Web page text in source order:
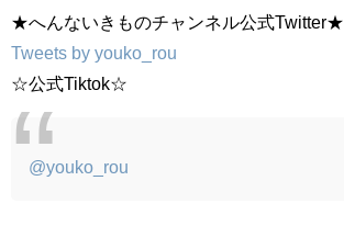
★へんないきものチャンネル公式Twitter★
Tweets by youko_rou
☆公式Tiktok☆
@youko_rou